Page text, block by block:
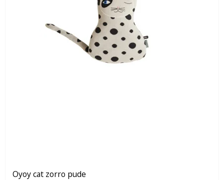
Oyoy cat zorro pude